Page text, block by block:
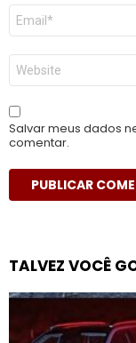
E-
mail
*
Site
Salvar meus dados
comentar.
TALVEZ VOCÊ